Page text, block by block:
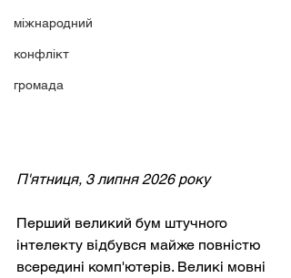
міжнародний
конфлікт
громада
П'ятниця, 3 липня 2026 року
Перший великий бум штучного
інтелекту відбувся майже повністю
всередині комп'ютерів. Великі мовні